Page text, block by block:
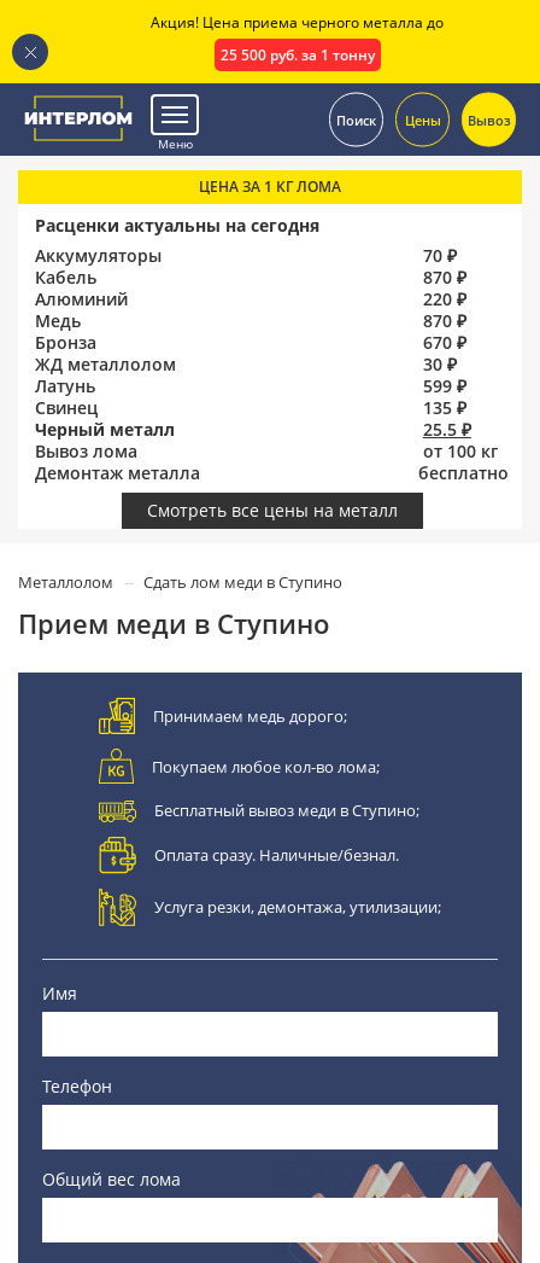
Меню
Поиск Цены Вывоз
ЦЕНА ЗА 1 КГ ЛОМА
Расценки актуальны на сегодня
Аккумуляторы
70 ₽
Кабель
870 ₽
Алюминий
220 ₽
Медь
870 ₽
Бронза
670 ₽
ЖД металлолом
30 ₽
Латунь
599 ₽
Свинец
135 ₽
Черный металл
25.5 ₽
Вывоз лома
от 100 кг
Демонтаж металла
бесплатно
Смотреть все цены на металл
Металлолом Сдать лом меди в Ступино
Прием меди в Ступино
Принимаем медь дорого;
Покупаем любое кол-во лома;
Бесплатный вывоз меди в Ступино;
Оплата сразу. Наличные/безнал.
Услуга резки, демонтажа, утилизации;
Имя
Телефон
Общий вес лома
Акция! Цена приема черного металла до
25 500 руб. за 1 тонну
.